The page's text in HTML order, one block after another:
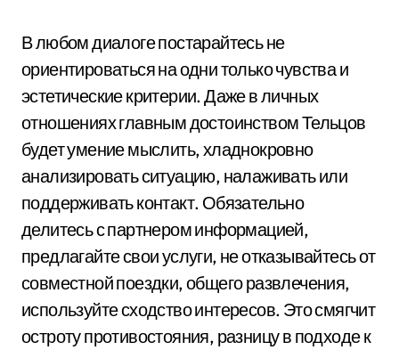
В любом диалоге постарайтесь не
ориентироваться на одни только чувства и
эстетические критерии. Даже в личных
отношениях главным достоинством Тельцов
будет умение мыслить, хладнокровно
анализировать ситуацию, налаживать или
поддерживать контакт. Обязательно
делитесь с партнером информацией,
предлагайте свои услуги, не отказывайтесь от
совместной поездки, общего развлечения,
используйте сходство интересов. Это смягчит
остроту противостояния, разницу в подходе к